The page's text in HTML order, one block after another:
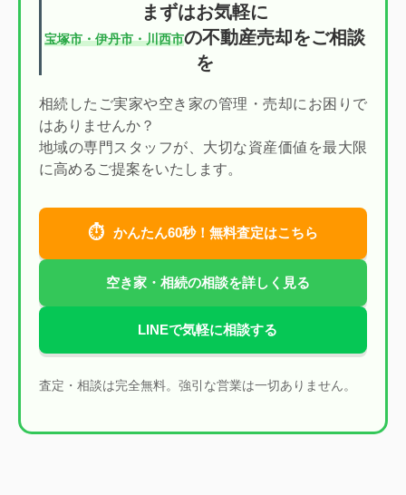
まずはお気軽に
宝塚市・伊丹市・川西市の不動産売却をご相談
を
相続したご実家や空き家の管理・売却にお困りで
はありませんか？
地域の専門スタッフが、大切な資産価値を最大限
に高めるご提案をいたします。
⏱ かんたん60秒！無料査定はこちら
空き家・相続の相談を詳しく見る
LINEで気軽に相談する
査定・相談は完全無料。強引な営業は一切ありません。